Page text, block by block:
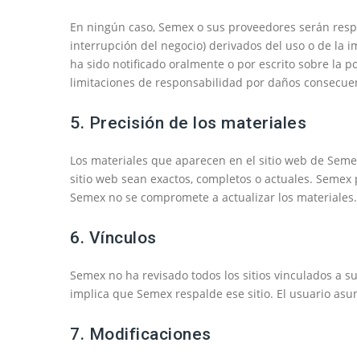
En ningún caso, Semex o sus proveedores serán
interrupción del negocio) derivados del uso o de la
ha sido notificado oralmente o por escrito sobre la
limitaciones de responsabilidad por daños
5. Precisión de los materiales
Los materiales que aparecen en el sitio web de
sitio web sean exactos, completos o actuales.
Semex no se compromete a actualizar los materiales.
6. Vínculos
Semex no ha revisado todos los sitios vinculados a
implica que Semex respalde ese sitio. El usuario
7. Modificaciones